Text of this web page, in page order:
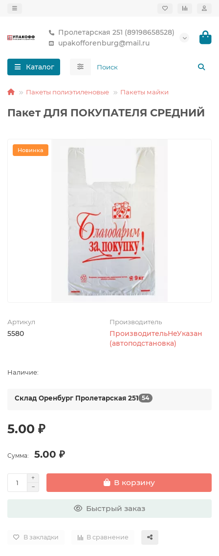
Пролетарская 251 (89198658528)
upakofforenburg@mail.ru
Каталог
Пакеты полиэтиленовые Пакеты майки
Пакет ДЛЯ ПОКУПАТЕЛЯ СРЕДНИЙ
Новинка
Артикул
5580
Производитель
ПроизводительНеУказан
(автоподстановка)
Наличие:
Склад Оренбург Пролетарская 251 54
5.00 ₽
Сумма: 5.00 ₽
В корзину
Быстрый заказ
В закладки В сравнение